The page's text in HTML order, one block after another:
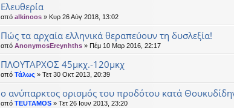
Ελευθερία
από alkinoos » Κυρ 26 Αύγ 2018, 13:02
Πώς τα αρχαία ελληνικά θεραπεύουν τη δυσλεξία!
από AnonymosEreynhths » Πέμ 10 Μαρ 2016, 22:17
ΠΛΟΥΤΑΡΧΟΣ 45μκχ.-120μκχ
από Τάλως » Τετ 30 Οκτ 2013, 20:39
ο ανύπαρκτος ορισμός του προδότου κατά
από TEUTAMOS » Τετ 26 Ιουν 2013, 23:20